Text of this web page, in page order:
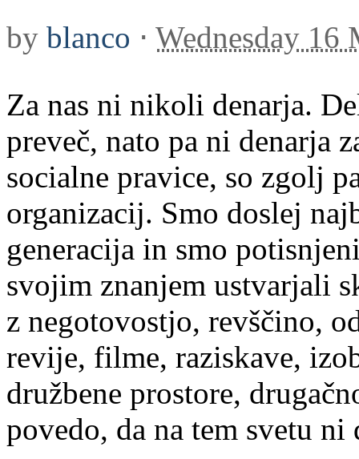
by blanco ⋅ Wednesday 16
Za nas ni nikoli denarja.
preveč, nato pa ni denarja
socialne pravice, so zgolj
organizacij. Smo doslej
generacija in smo
svojim znanjem ustvarjali
z negotovostjo, revščino,
revije, filme, raziskave,
družbene prostore,
povedo, da na tem svetu ni